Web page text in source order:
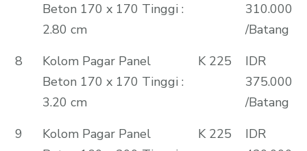
Beton 170 x 170 Tinggi :
2.80 cm
310.000
/Batang
8
Kolom Pagar Panel
Beton 170 x 170 Tinggi :
3.20 cm
K 225
IDR
375.000
/Batang
9
Kolom Pagar Panel
K 225
IDR